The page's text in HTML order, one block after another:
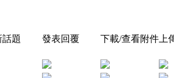
題 發表回覆 下載/查看附件 上